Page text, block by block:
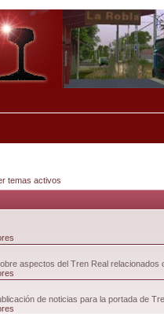
temas activos
aspectos del Tren Real relacionados
de noticias para la portada de